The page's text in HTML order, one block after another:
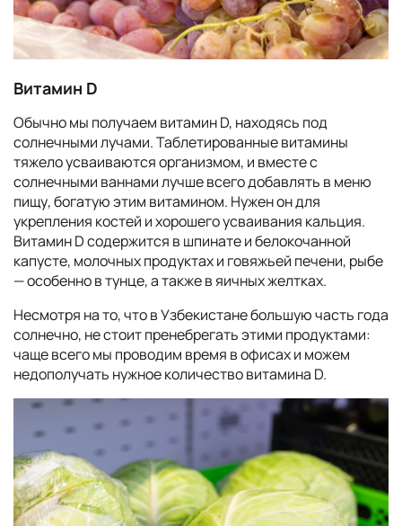
Витамин D
Обычно мы получаем витамин D, находясь под
солнечными лучами. Таблетированные витамины
тяжело усваиваются организмом, и вместе с
солнечными ваннами лучше всего добавлять в меню
пищу, богатую этим витамином. Нужен он для
укрепления костей и хорошего усваивания кальция.
Витамин D содержится в шпинате и белокочанной
капусте, молочных продуктах и говяжьей печени, рыбе
— особенно в тунце, а также в яичных желтках.
Несмотря на то, что в Узбекистане большую часть года
солнечно, не стоит пренебрегать этими продуктами:
чаще всего мы проводим время в офисах и можем
недополучать нужное количество витамина D.